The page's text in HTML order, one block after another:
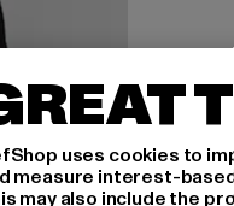
details
uses cookies to
measure interest-
may also include the